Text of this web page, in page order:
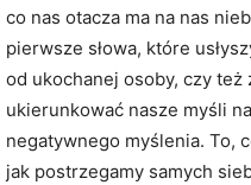
co nas otacza ma na nas
pierwsze słowa, które
od ukochanej osoby, czy też
ukierunkować nasze myśli
negatywnego myślenia. To,
jak postrzegamy samych